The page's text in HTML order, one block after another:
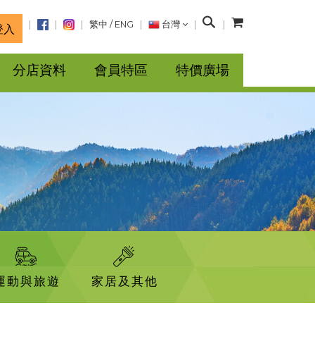
入 繁中 / ENG 台灣
搜
分店資料 會員特區 特價廣場
動與旅遊 家居及其他